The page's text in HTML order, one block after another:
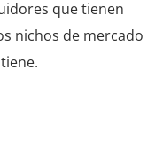
que tienen
nichos de mercado